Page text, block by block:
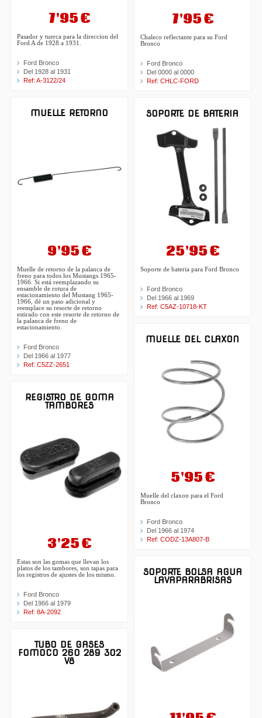
7'95 €
Pasador y tuerca para la direccion del
Ford A de 1928 a 1931.
Ford Bronco
Del 1928 al 1931
Ref: A-3122/24
MUELLE RETORNO
9'95 €
Muelle de retorno de la palanca de
freno para todos los Mustangs 1965-
1966. Si está reemplazando su
ensamble de rotura de
estacionamiento del Mustang 1965-
1966, dé un paso adicional y
reemplace su resorte de retorno
estirado con este resorte de retorno de
la palanca de freno de
estacionamiento.
Ford Bronco
Del 1966 al 1977
Ref: C5ZZ-2651
REGISTRO DE GOMA
TAMBORES
3'25 €
Estas son las gomas que llevan los
platos de los tambores, son tapas para
los registros de ajustes de los mismo.
Ford Bronco
Del 1966 al 1979
Ref: 8A-2092
TUBO DE GASES
FOMOCO 260 289 302
V8
7'95 €
Chaleco reflectante para su Ford
Bronco
Ford Bronco
Del 0000 al 0000
Ref: CHLC-FORD
SOPORTE DE BATERIA
25'95 €
Soporte de bateria para Ford Bronco
Ford Bronco
Del 1966 al 1969
Ref: C5AZ-10718-KT
MUELLE DEL CLAXON
5'95 €
Muelle del claxon para el Ford
Bronco
Ford Bronco
Del 1966 al 1974
Ref: CODZ-13A807-B
SOPORTE BOLSA AGUA
LAVAPARABRISAS